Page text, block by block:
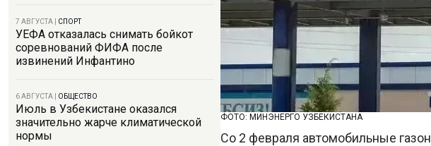
7 АВГУСТА СПОРТ
УЕФА отказалась снимать бойкот
соревнований ФИФА после
извинений Инфантино
6 АВГУСТА ОБЩЕСТВО
Июль в Узбекистане оказался
значительно жарче климатической
нормы
ФОТО: МИНЭНЕРГО УЗБЕКИСТАНА
Со 2 февраля автомобильные